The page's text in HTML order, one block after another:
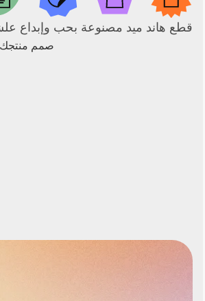
قطع هاند ميد مصنوعة بحب وإبداع
صمم منتجك